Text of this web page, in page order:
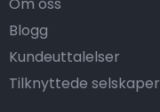
Om oss
Blogg
Kundeuttalelser
Tilknyttede selskaper